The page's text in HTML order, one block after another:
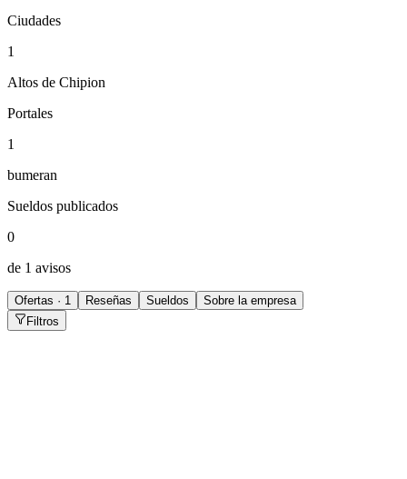
Ciudades
1
Altos de Chipion
Portales
1
bumeran
Sueldos publicados
0
de 1 avisos
Ofertas · 1 Reseñas Sueldos
Sobre la empresa
Filtros